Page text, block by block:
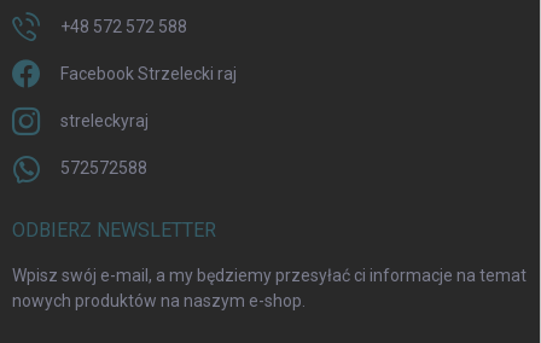
+48 572 572 588
Facebook Strzelecki raj
streleckyraj
572572588
ODBIERZ NEWSLETTER
Wpisz swój e-mail, a my będziemy przesyłać ci informacje na temat
nowych produktów na naszym e-shop.